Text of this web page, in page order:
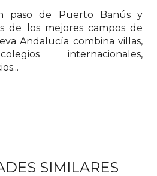
paso de Puerto Banús y
de los mejores campos de
Andalucía combina villas,
internacionales,
SIMILARES